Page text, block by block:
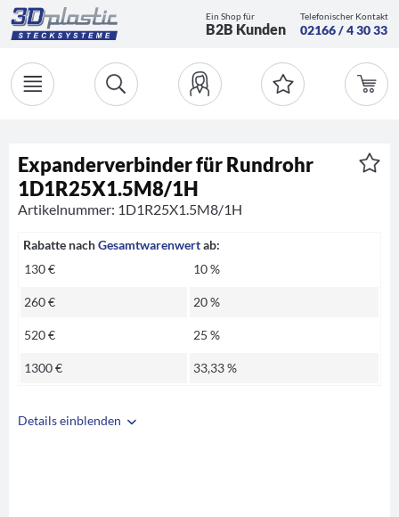
Ein Shop für
B2B Kunden
Telefonischer Kontakt
02166 / 4 30 33
Details einblenden
Expanderverbinder für Rundrohr
1D1R25X1.5M8/1H
Artikelnummer: 1D1R25X1.5M8/1H
Rabatte nachGesamtwarenwertab:
130 €
10 %
260 € 20 %
520 € 25 %
1300 € 33,33 %